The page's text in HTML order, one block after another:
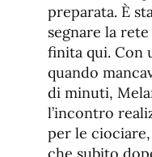
preparata. È
segnare la
finita qui. Con
quando
di minuti,
l’incontro
per le